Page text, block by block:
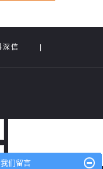
深信
们留言